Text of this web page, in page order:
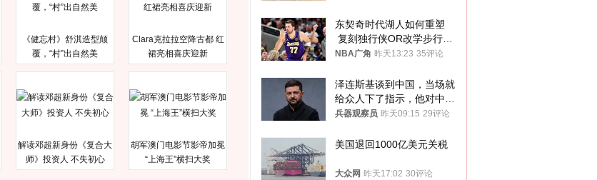
《健忘村》舒淇造型颠
覆，“村”出自然美
Clara克拉拉空降古都 红
裙亮相喜庆迎新
解读邓超新身份《复合大
师》投资人 不失初心
胡军澳门电影节影帝加冕
“上海王”横扫大奖
东契奇时代湖人如何重塑
复刻独行侠OR改学步行
者？
NBA广角 昨天13:23 35评论
泽连斯基谈到中国，当场就
给众人下了指示，他对中国
和中乌关系，显然又有了新
兵器观察员 昨天09:15 29评论
美国退回1000亿美元关税
大众网 昨天17:02 30评论